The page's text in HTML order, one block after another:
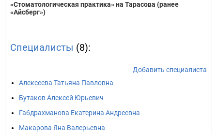
«Стоматологическая практика» на Тарасова (ранее
«Айсберг»)
Специалисты (8):
Добавить специалиста
Алексеева Татьяна Павловна
Бутаков Алексей Юрьевич
Габдрахманова Екатерина Андреевна
Макарова Яна Валерьевна